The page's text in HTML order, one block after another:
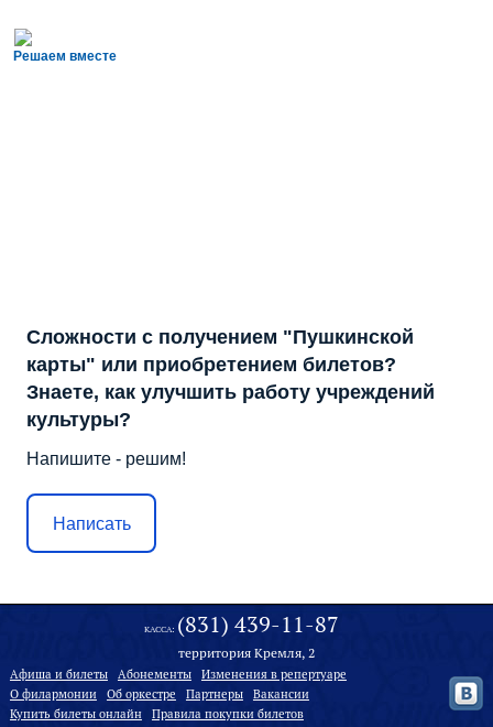
Решаем вместе
Сложности с получением "Пушкинской
карты" или приобретением билетов?
Знаете, как улучшить работу учреждений
культуры?
Напишите - решим!
Написать
КАССА: (831) 439-11-87
территория Кремля, 2
Афиша и билеты Абонементы
Изменения в репертуаре
О филармонии
Oб оркестре Партнеры
Вакансии
Купить билеты онлайн
Правила покупки билетов